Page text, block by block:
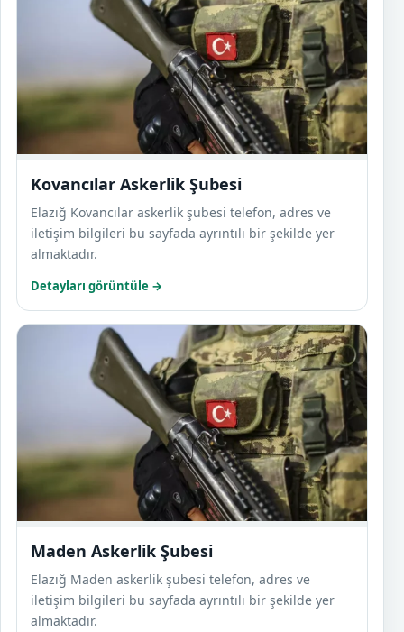
Kovancılar Askerlik Şubesi
Elazığ Kovancılar askerlik şubesi telefon, adres ve
iletişim bilgileri bu sayfada ayrıntılı bir şekilde yer
almaktadır.
Detayları görüntüle →
Maden Askerlik Şubesi
Elazığ Maden askerlik şubesi telefon, adres ve
iletişim bilgileri bu sayfada ayrıntılı bir şekilde yer
almaktadır.